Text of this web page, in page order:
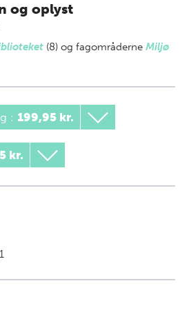
og oplyst
(8) og fagområderne Miljø
: 199,95 kr.
kr.